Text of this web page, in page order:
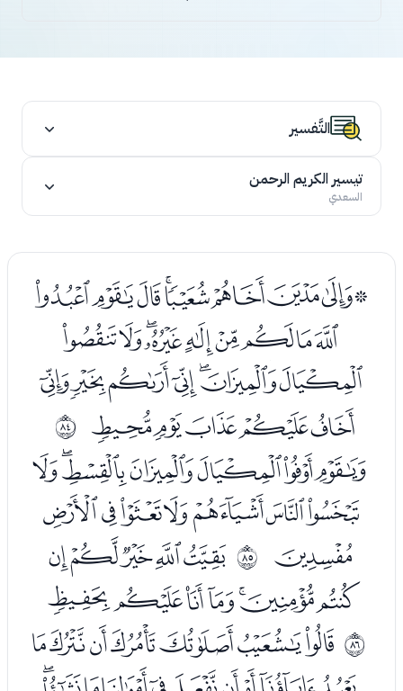
التَّفسير
تيسير الكريم الرحمن
السعدي
ﭨﭩﭪﭫﭬﭭﭮﭯﭰ
ﭱﭲﭳﭴﭵﭶﭷﭸﭹ
ﭺﭻﭼﭽﭾﭿﮀ
ﮁﮂﮃﮄﮅ ﱓ
ﮇﮈﮉﮊﮋﮌﮍ
ﮎﮏﮐﮑﮒﮓﮔ
ﮕ ﱔ ﮗﮘﮙﮚﮛ
ﮜﮝﮞﮟﮠﮡﮢ
ﱕ ﮤﮥﮦﮧﮨﮩﮪ